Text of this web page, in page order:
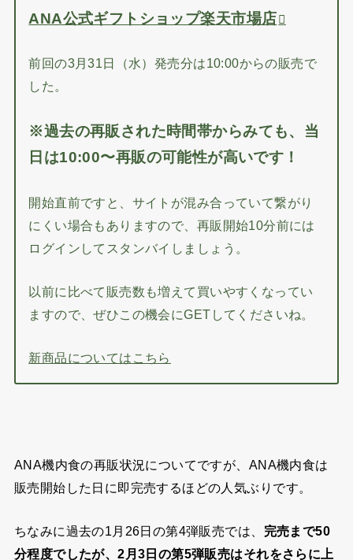
ANA公式ギフトショップ楽天市場店
前回の3月31日（水）発売分は10:00からの販売で
した。
※過去の再販された時間帯からみても、 当
日は10:00〜再販の可能性が高いです！
開始直前ですと、サイトが混み合っていて繋がり
にくい場合もありますので、再販開始10分前には
ログインしてスタンバイしましょう。
以前に比べて販売数も増えて買いやすくなってい
ますので、ぜひこの機会にGETしてくださいね。
新商品についてはこちら
ANA機内食の再販状況についてですが、ANA機内食は
販売開始した日に即完売するほどの人気ぶりです。
ちなみに過去の1月26日の第4弾販売では、 完売まで50
分程度でしたが、2月3日の第5弾販売はそれをさらに上